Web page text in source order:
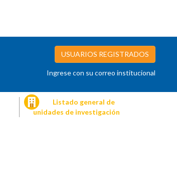
USUARIOS REGISTRADOS
Ingrese con su correo institucional
Listado general de
unidades de investigación